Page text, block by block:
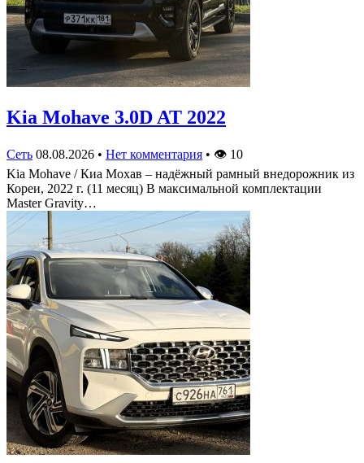
Kia Mohave 3.0D AT 2022
Сеть 08.08.2026 • Нет комментария • 👁 10
Kia Mohave / Киа Мохав – надёжный рамный внедорожник из
Кореи, 2022 г. (11 месяц) В максимальной комплектации
Master Gravity…